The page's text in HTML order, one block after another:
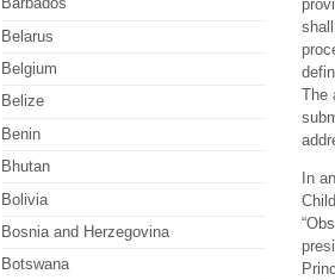
The
In
Belarus
Belgium
Belize
Benin
Bhutan
Bolivia
Bosnia and Herzegovina
Botswana